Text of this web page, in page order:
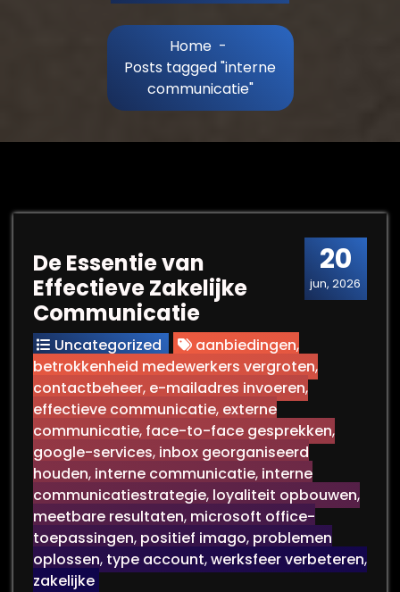
Home -
Posts tagged "interne
communicatie"
20
jun, 2026
De Essentie van
Effectieve Zakelijke
Communicatie
Uncategorized aanbiedingen,
betrokkenheid medewerkers vergroten,
contactbeheer, e-mailadres invoeren,
effectieve communicatie, externe
communicatie, face-to-face gesprekken,
google-services, inbox georganiseerd
houden, interne communicatie, interne
communicatiestrategie, loyaliteit opbouwen,
meetbare resultaten, microsoft office-
toepassingen, positief imago, problemen
oplossen, type account,werksfeer verbeteren,
zakelijke